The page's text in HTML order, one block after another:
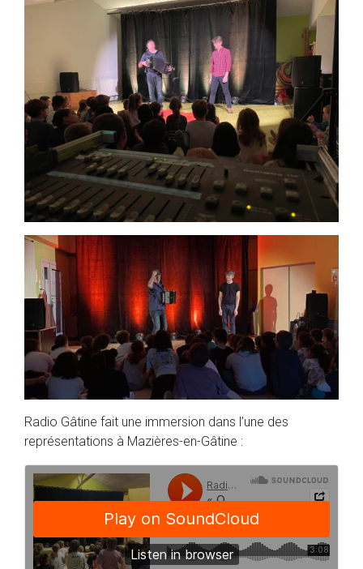
Radio Gâtine fait une immersion dans l’une des
représentations à Mazières-en-Gâtine :